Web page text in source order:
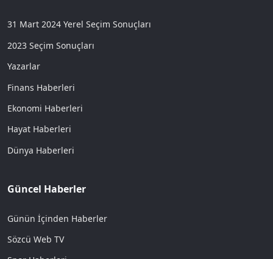
31 Mart 2024 Yerel Seçim Sonuçları
2023 Seçim Sonuçları
Yazarlar
Finans Haberleri
Ekonomi Haberleri
Hayat Haberleri
Dünya Haberleri
Güncel Haberler
Günün İçinden Haberler
Sözcü Web TV